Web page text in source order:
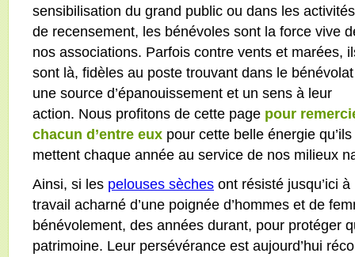
sensibilisation du grand public ou dans les activités
de recensement, les bénévoles sont la force vive
nos associations. Parfois contre vents et marées,
sont là, fidèles au poste trouvant dans le bénévolat
une source d’épanouissement et un sens à leur
action. Nous profitons de cette page pour
chacun d’entre eux pour cette belle énergie qu’ils
mettent chaque année au service de nos milieux
Ainsi, si les pelouses sèches ont résisté jusqu’ici
travail acharné d’une poignée d’hommes et de
bénévolement, des années durant, pour protéger
patrimoine. Leur persévérance est aujourd’hui